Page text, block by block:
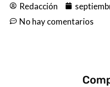
Redacción
No hay comentarios